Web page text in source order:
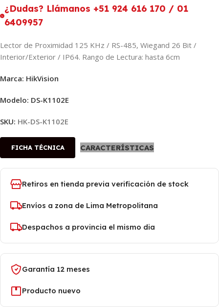
¿Dudas? Llámanos +51 924 616 170 / 01
6409957
Lector de Proximidad 125 KHz / RS-485, Wiegand 26 Bit /
Interior/Exterior / IP64. Rango de Lectura: hasta 6cm
Marca: HikVision
Modelo: DS-K1102E
SKU: HK-DS-K1102E
FICHA TÉCNICA CARACTERÍSTICAS
Retiros en tienda previa verificación de stock
Envíos a zona de Lima Metropolitana
Despachos a provincia el mismo dia
Garantía 12 meses
Producto nuevo